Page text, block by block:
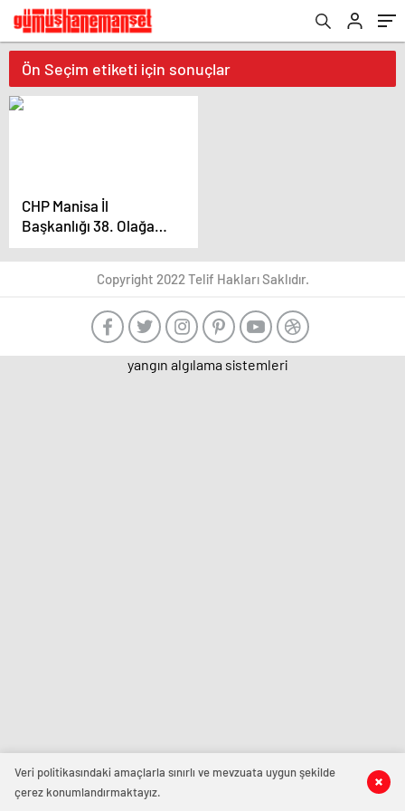
Ön Seçim etiketi için sonuçlar
CHP Manisa İl
Başkanlığı 38. Olağan
Kongresi’nde İl Başkan
Adayları Yarışıyor
Copyright 2022 Telif Hakları Saklıdır.
Veri politikasındaki amaçlarla sınırlı ve mevzuata uygun şekilde
çerez konumlandırmaktayız.
yangın algılama sistemleri